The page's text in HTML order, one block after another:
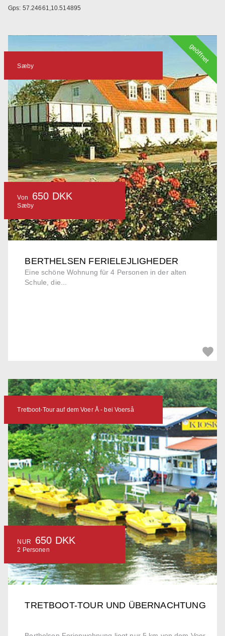
Gps: 57.24661,10.514895
BERTHELSEN FERIELEJLIGHEDER
Eine schöne Wohnung für 4 Personen in der alten
Schule, die...
Sæby
Von 650 DKK
Sæby
geöffnet
TRETBOOT-TOUR UND ÜBERNACHTUNG
Tretboot-Tour auf dem Voer Å - bei Voerså
NUR 650 DKK
2 Personen